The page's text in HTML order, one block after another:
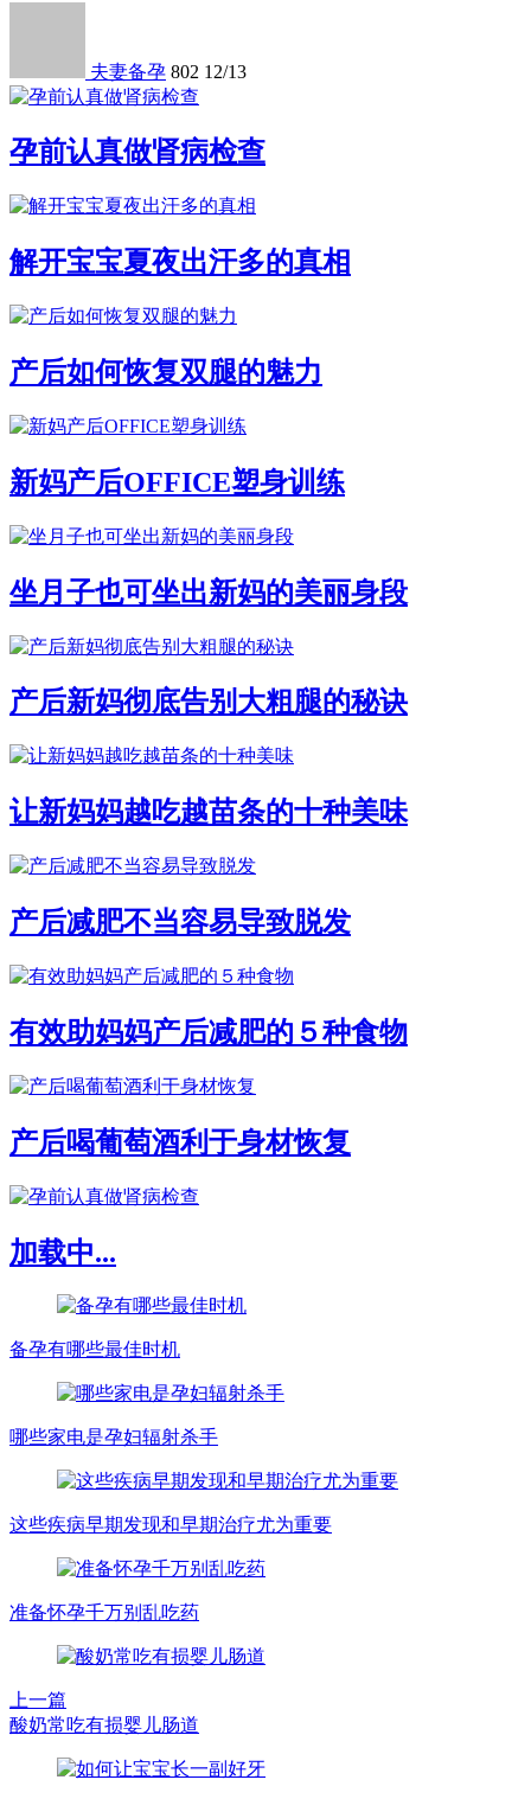
夫妻备孕 802 12/13
孕前认真做肾病检查
解开宝宝夏夜出汗多的真相
产后如何恢复双腿的魅力
新妈产后OFFICE塑身训练
坐月子也可坐出新妈的美丽身段
产后新妈彻底告别大粗腿的秘诀
让新妈妈越吃越苗条的十种美味
产后减肥不当容易导致脱发
有效助妈妈产后减肥的５种食物
产后喝葡萄酒利于身材恢复
加载中...
备孕有哪些最佳时机
哪些家电是孕妇辐射杀手
这些疾病早期发现和早期治疗尤为重要
准备怀孕千万别乱吃药
上一篇
酸奶常吃有损婴儿肠道